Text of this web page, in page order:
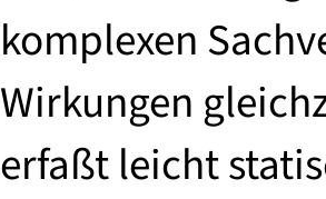
komplexen
Wirkungen
erfaßt leicht